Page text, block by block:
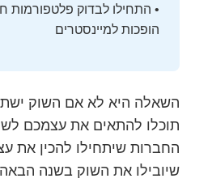
• התחילו לבדוק פלטפורמות
הופכות למיינסטרים
השאלה היא לא אם השוק
תוכלו להתאים את עצמכם
החברות שיתחילו להכין את
שיובילו את השוק בשנה